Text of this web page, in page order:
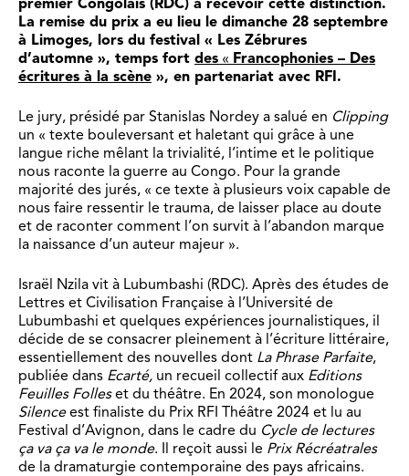
La remise du prix a eu lieu le dimanche 28 septembre
à Limoges, lors du festival « Les Zébrures
d’automne », temps fort des « Francophonies – Des
écritures à la scène », en partenariat avec RFI.
Le jury, présidé par Stanislas Nordey a salué en Clipping
un « texte bouleversant et haletant qui grâce à une
langue riche mêlant la trivialité, l’intime et le politique
nous raconte la guerre au Congo. Pour la grande
majorité des jurés, « ce texte à plusieurs voix capable de
nous faire ressentir le trauma, de laisser place au doute
et de raconter comment l’on survit à l’abandon marque
la naissance d’un auteur majeur ».
Israël Nzila vit à Lubumbashi (RDC). Après des études de
Lettres et Civilisation Française à l’Université de
Lubumbashi et quelques expériences journalistiques, il
décide de se consacrer pleinement à l’écriture littéraire,
essentiellement des nouvelles dont La Phrase Parfaite,
publiée dans Ecarté, un recueil collectif aux Editions
Feuilles Folleset du théâtre. En 2024, son monologue
Silenceest finaliste du Prix RFI Théâtre 2024 et lu au
Festival d’Avignon, dans le cadre du Cycle de lectures
ça va ça va le monde. Il reçoit aussi le Prix Récréatrales
de la dramaturgie contemporaine des pays africains.